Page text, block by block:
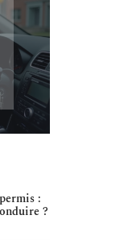
:
?